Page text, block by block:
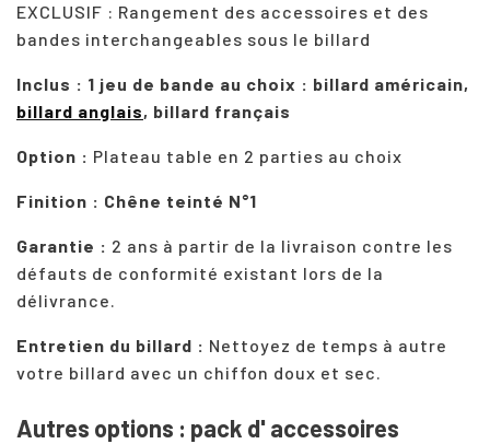
EXCLUSIF : Rangement des accessoires et des
bandes interchangeables sous le billard
Inclus : 1 jeu de bande au choix : billard américain,
billard anglais, billard français
Option : Plateau table en 2 parties au choix
Finition : Chêne teinté N°1
Garantie : 2 ans à partir de la livraison contre les
défauts de conformité existant lors de la
délivrance.
Entretien du billard : Nettoyez de temps à autre
votre billard avec un chiffon doux et sec.
Autres options : pack d' accessoires